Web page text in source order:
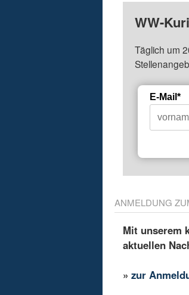
WW-
Täglich um
E-Mail*
ANMELDUNG
Mit unserem
aktuellen
»zur